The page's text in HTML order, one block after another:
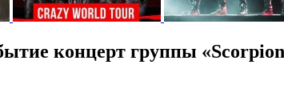
концерт группы